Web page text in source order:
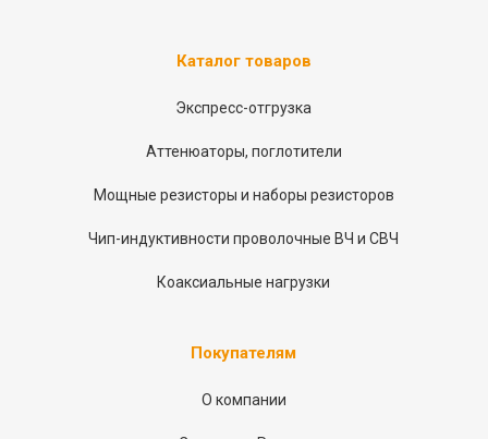
Каталог товаров
Экспресс-отгрузка
Аттенюаторы, поглотители
Мощные резисторы и наборы резисторов
Чип-индуктивности проволочные ВЧ и СВЧ
Коаксиальные нагрузки
Покупателям
О компании